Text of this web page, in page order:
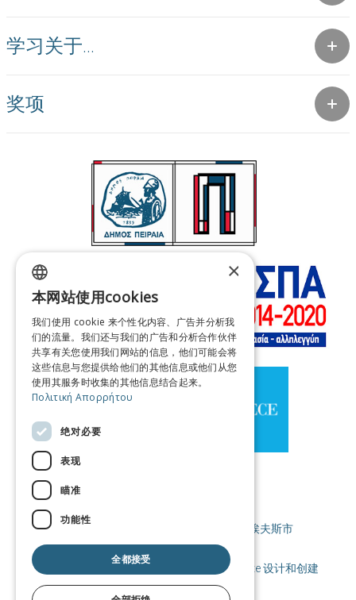
学习关于...
奖项
©版权所有 Destination Piraeus / 比雷埃夫斯市
使用条款 |政策 Cookie |隐私政策 |由 Cosmote 设计和创建
GREEK
ENGLISH
FRENCH
ITALIAN
SPANISH
CHINESE (SIMPLIFIED)
CHINESE
×
本网站使用cookies
我们使用 cookie 来个性化内容、广告并分析我
们的流量。我们还与我们的广告和分析合作伙伴
共享有关您使用我们网站的信息，他们可能会将
这些信息与您提供给他们的其他信息或他们从您
使用其服务时收集的其他信息结合起来。
Πολιτική Απορρήτου
绝对必要
表现
瞄准
功能性
全都接受